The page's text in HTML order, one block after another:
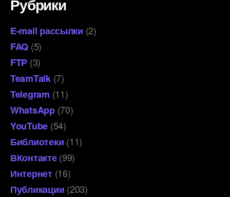
E-mail рассылки (2)
FAQ (5)
FTP (3)
TeamTalk(7)
Telegram (11)
WhatsApp(70)
YouTube (54)
Библиотеки (11)
ВКонтакте(99)
Интернет(16)
Публикации (203)